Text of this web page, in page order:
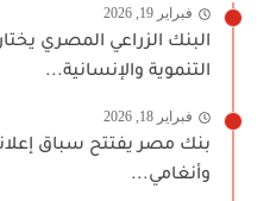
فبراير 19, 2026
البنك الزراعي المصري
التنموية والإنسانية...
فبراير 18, 2026
وأنغامي...